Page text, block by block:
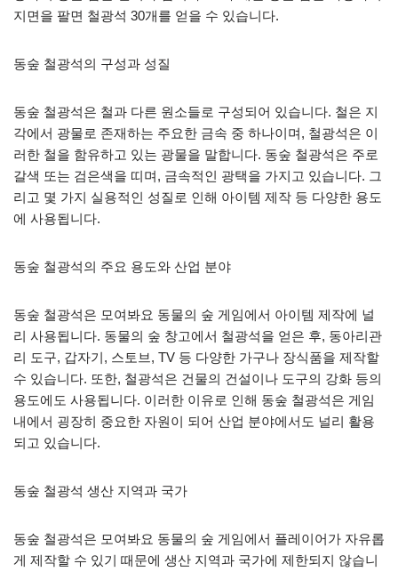
지면을 팔면 철광석 30개를 얻을 수 있습니다.
동숲 철광석의 구성과 성질
동숲 철광석은 철과 다른 원소들로 구성되어 있습니다. 철은 지
각에서 광물로 존재하는 주요한 금속 중 하나이며, 철광석은 이
러한 철을 함유하고 있는 광물을 말합니다. 동숲 철광석은 주로
갈색 또는 검은색을 띠며, 금속적인 광택을 가지고 있습니다. 그
리고 몇 가지 실용적인 성질로 인해 아이템 제작 등 다양한 용도
에 사용됩니다.
동숲 철광석의 주요 용도와 산업 분야
동숲 철광석은 모여봐요 동물의 숲 게임에서 아이템 제작에 널
리 사용됩니다. 동물의 숲 창고에서 철광석을 얻은 후, 동아리관
리 도구, 갑자기, 스토브, TV 등 다양한 가구나 장식품을 제작할
수 있습니다. 또한, 철광석은 건물의 건설이나 도구의 강화 등의
용도에도 사용됩니다. 이러한 이유로 인해 동숲 철광석은 게임
내에서 굉장히 중요한 자원이 되어 산업 분야에서도 널리 활용
되고 있습니다.
동숲 철광석 생산 지역과 국가
동숲 철광석은 모여봐요 동물의 숲 게임에서 플레이어가 자유롭
게 제작할 수 있기 때문에 생산 지역과 국가에 제한되지 않습니